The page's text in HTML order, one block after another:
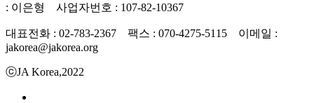
: 이은형 사업자번호 : 107-82-10367
대표전화 : 02-783-2367 팩스 : 070-4275-5115 이메일 :
jakorea@jakorea.org
ⓒJA Korea,2022